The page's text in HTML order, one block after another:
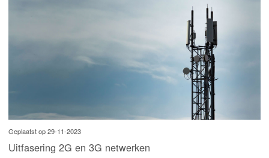
Geplaatst op 29-11-2023
Uitfasering 2G en 3G netwerken